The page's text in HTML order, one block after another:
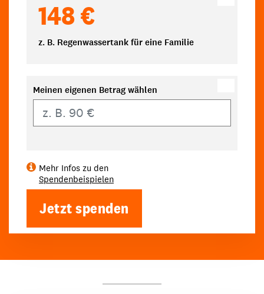
148 €
z. B. Regenwassertank für eine Familie
Meinen eigenen Betrag wählen
Mehr Infos zu den
Spendenbeispielen
Jetzt spenden